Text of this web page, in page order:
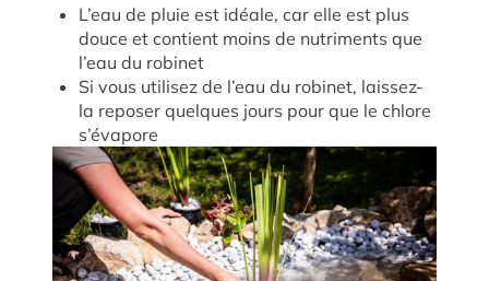
L’eau de pluie est idéale, car elle est plus
douce et contient moins de nutriments que
l’eau du robinet
Si vous utilisez de l’eau du robinet, laissez-
la reposer quelques jours pour que le chlore
s’évapore